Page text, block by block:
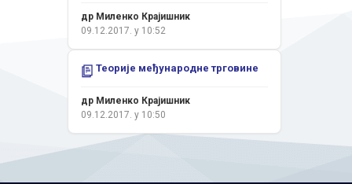
др Миленко Крајишник
09.12.2017. у 10:52
Теорије међународне трговине
др Миленко Крајишник
09.12.2017. у 10:50